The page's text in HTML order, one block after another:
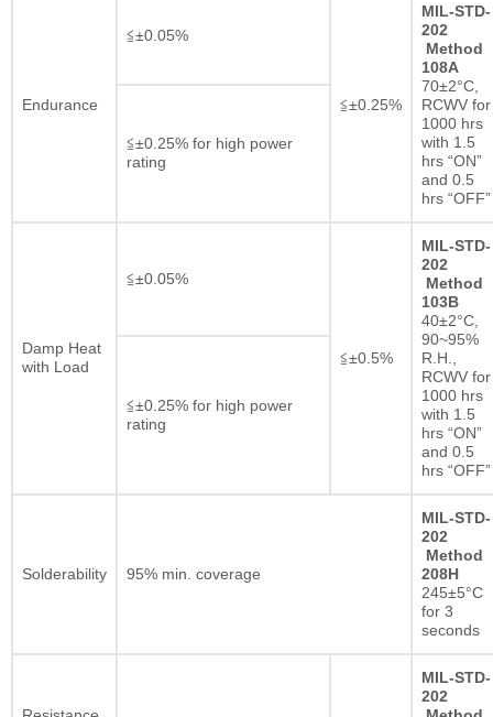
Endurance
≦±0.05%
≦±0.25%
MIL-STD-
202
Method
108A
70±2°C,
RCWV for
1000 hrs
with 1.5
hrs “ON”
and 0.5
hrs “OFF”
≦±0.25% for high power
rating
Damp Heat
with Load
≦±0.05%
≦±0.5%
MIL-STD-
202
Method
103B
40±2°C,
90~95%
R.H.,
RCWV for
1000 hrs
with 1.5
hrs “ON”
and 0.5
hrs “OFF”
≦±0.25% for high power
rating
Solderability 95% min. coverage
MIL-STD-
202
Method
208H
245±5°C
for 3
seconds
MIL-STD-
202